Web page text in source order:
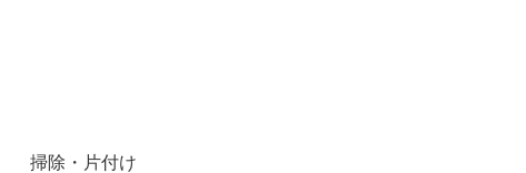
掃除・片付け